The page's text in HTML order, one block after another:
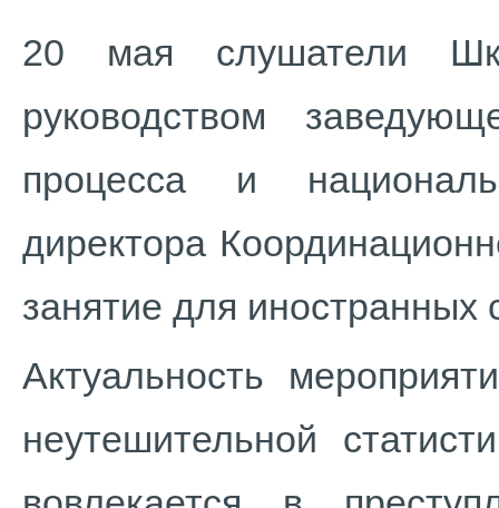
20 мая слушатели
руководством
процесса и
директора
занятие для иностранных
Актуальность
неутешительной